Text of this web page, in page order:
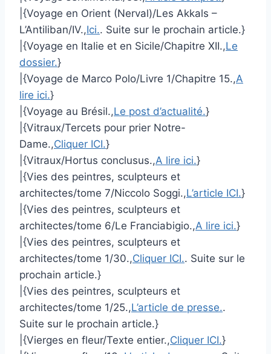
|{Voyage en Orient (Nerval)/Les Akkals –
L’Antiliban/IV.,Ici.. Suite sur le prochain article.}
|{Voyage en Italie et en Sicile/Chapitre XII.,Le
dossier.}
|{Voyage de Marco Polo/Livre 1/Chapitre 15.,A
lire ici.}
|{Voyage au Brésil.,Le post d’actualité.}
|{Vitraux/Tercets pour prier Notre-
Dame.,Cliquer ICI.}
|{Vitraux/Hortus conclusus.,A lire ici.}
|{Vies des peintres, sculpteurs et
architectes/tome 7/Niccolo Soggi.,L’article ICI.}
|{Vies des peintres, sculpteurs et
architectes/tome 6/Le Franciabigio.,A lire ici.}
|{Vies des peintres, sculpteurs et
architectes/tome 1/30.,Cliquer ICI.. Suite sur le
prochain article.}
|{Vies des peintres, sculpteurs et
architectes/tome 1/25.,L’article de presse..
Suite sur le prochain article.}
|{Vierges en fleur/Texte entier.,Cliquer ICI.}